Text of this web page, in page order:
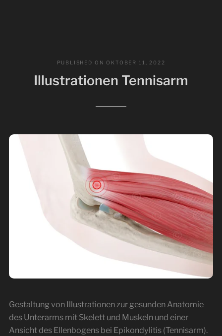
PUBLISHED ON OKTOBER 11, 2022
Illustrationen Tennisarm
Gestaltung von Illustrationen zur gesunden Anatomie
des Unterarms mit Skelett und Muskeln und einer
Ansicht des Ellenbogens bei Epikondylitis (Tennisarm).